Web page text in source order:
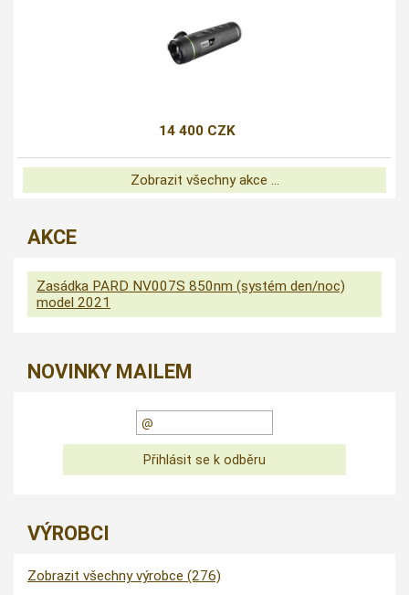
14 400 CZK
Zobrazit všechny akce ...
AKCE
Zasádka PARD NV007S 850nm (systém den/noc)
model 2021
NOVINKY MAILEM
VÝROBCI
Zobrazit všechny výrobce (276)